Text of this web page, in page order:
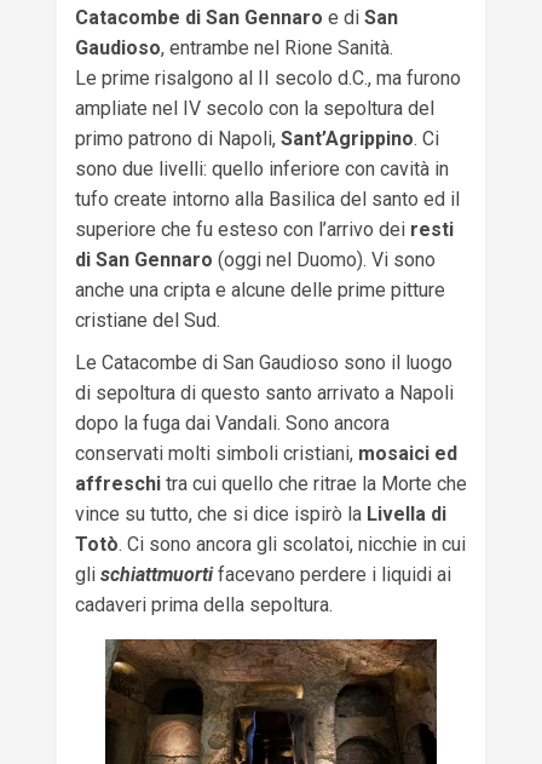
Catacombe di San Gennaro e di San
Gaudioso, entrambe nel Rione Sanità.
Le prime risalgono al II secolo d.C., ma furono
ampliate nel IV secolo con la sepoltura del
primo patrono di Napoli, Sant’Agrippino. Ci
sono due livelli: quello inferiore con cavità in
tufo create intorno alla Basilica del santo ed il
superiore che fu esteso con l’arrivo dei resti
di San Gennaro (oggi nel Duomo). Vi sono
anche una cripta e alcune delle prime pitture
cristiane del Sud.
Le Catacombe di San Gaudioso sono il luogo
di sepoltura di questo santo arrivato a Napoli
dopo la fuga dai Vandali. Sono ancora
conservati molti simboli cristiani, mosaici ed
affreschitra cui quello che ritrae la Morte che
vince su tutto, che si dice ispirò la Livella di
Totò. Ci sono ancora gli scolatoi, nicchie in cui
gli schiattmuortifacevano perdere i liquidi ai
cadaveri prima della sepoltura.